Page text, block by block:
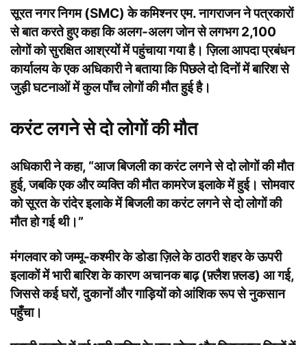
सूरत नगर निगम (SMC) के कमिश्नर एम. नागराजन ने पत्रकारों
से बात करते हुए कहा कि अलग-अलग जोन से लगभग 2,100
लोगों को सुरक्षित आश्रयों में पहुंचाया गया है। ज़िला आपदा प्रबंधन
कार्यालय के एक अधिकारी ने बताया कि पिछले दो दिनों में बारिश से
जुड़ी घटनाओं में कुल पाँच लोगों की मौत हुई है।
करंट लगने से दो लोगों की मौत
अधिकारी ने कहा, “आज बिजली का करंट लगने से दो लोगों की मौत
हुई, जबकि एक और व्यक्ति की मौत कामरेज इलाके में हुई। सोमवार
को सूरत के रांदेर इलाके में बिजली का करंट लगने से दो लोगों की
मौत हो गई थी।”
मंगलवार को जम्मू-कश्मीर के डोडा ज़िले के ठाठरी शहर के ऊपरी
इलाकों में भारी बारिश के कारण अचानक बाढ़ (फ़्लैश फ़्लड) आ गई,
जिससे कई घरों, दुकानों और गाड़ियों को आंशिक रूप से नुकसान
पहुँचा।